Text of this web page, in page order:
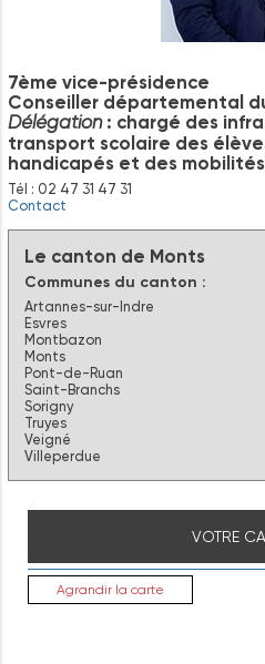
7ème vice-présidence
Conseiller départemental
Délégation: chargé des
transport scolaire des
handicapés et des
Tél : 02 47 31 47 31
Contact
Le canton de Monts
Communes du canton :
Artannes-sur-Indre
Esvres
Montbazon
Monts
Pont-de-Ruan
Saint-Branchs
Sorigny
Truyes
Veigné
Villeperdue
VOTRE
Agrandir la carte